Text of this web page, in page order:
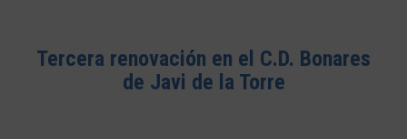
Tercera renovación en el C.D. Bonares
de Javi de la Torre